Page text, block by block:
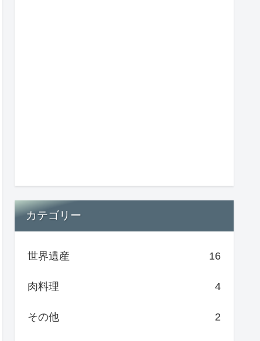
カテゴリー
世界遺産 16
肉料理 4
その他 2